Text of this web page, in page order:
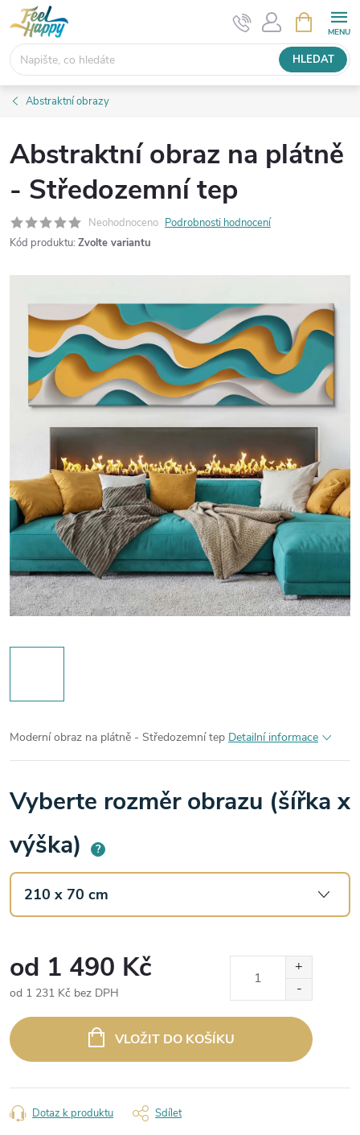
Přejít
na
obsah
HLEDAT
NÁKUPNÍ
KOŠÍK
Abstraktní obrazy
Abstraktní obraz na plátně
- Středozemní tep
Neohodnoceno Podrobnosti hodnocení
Kód produktu: Zvolte variantu
Moderní obraz na plátně - Středozemní tep Detailní informace
Vyberte rozměr obrazu (šířka x
výška)
?
od 1 490 Kč
od 1 231 Kč bez DPH
cena:
VLOŽIT DO KOŠÍKU
Dotaz k produktu Sdílet